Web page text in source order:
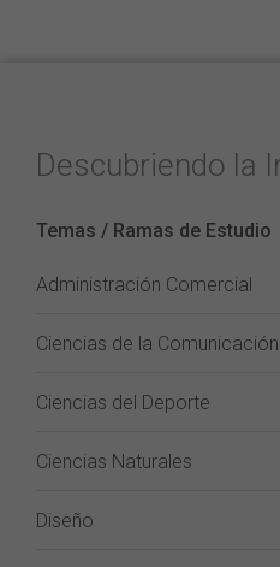
Descubriendo la
Temas / Ramas de Estudio
Administración Comercial
Ciencias de la Comunicación
Ciencias del Deporte
Ciencias Naturales
Diseño